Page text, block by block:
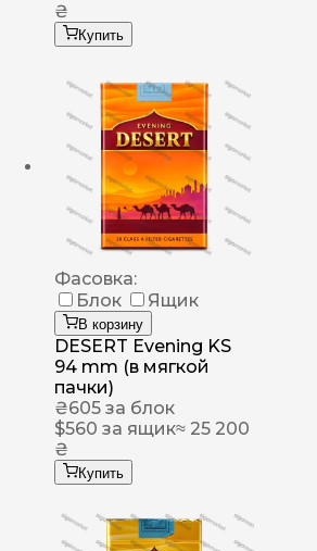
₴
Купить
Фасовка:
Блок
Ящик
В корзину
DESERT Evening KS
94 mm (в мягкой
пачки)
₴605 за блок
$560 за ящик≈ 25 200
₴
Купить